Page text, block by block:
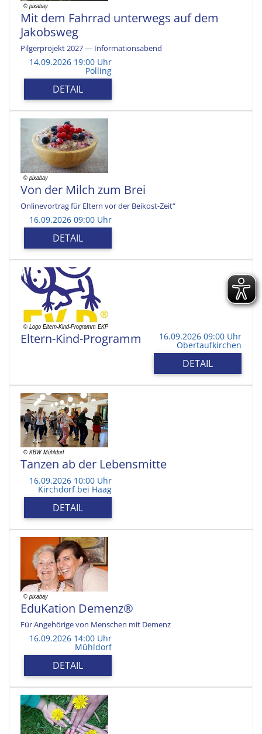
Mit dem Fahrrad unterwegs auf dem
Jakobsweg
Pilgerprojekt 2027 — Informationsabend
14.09.2026 19:00 Uhr
Polling
DETAIL
Von der Milch zum Brei
Onlinevortrag für Eltern vor der Beikost-Zeit“
16.09.2026 09:00 Uhr
DETAIL
Eltern-Kind-Programm 16.09.2026 09:00 Uhr
Obertaufkirchen
DETAIL
Tanzen ab der Lebensmitte
16.09.2026 10:00 Uhr
Kirchdorf bei Haag
DETAIL
EduKation Demenz®
Für Angehörige von Menschen mit Demenz
16.09.2026 14:00 Uhr
Mühldorf
DETAIL